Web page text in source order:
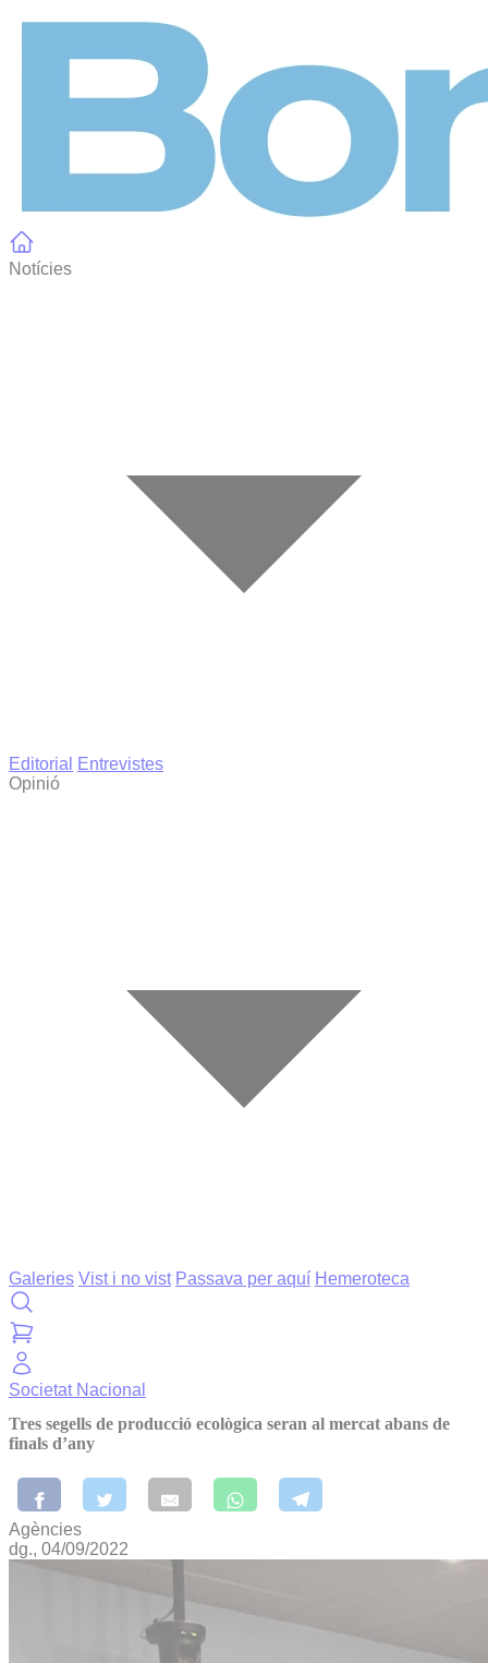
Notícies
Editorial
Entrevistes
Opinió
Galeries Vist i no vist Passava per aquí Hemeroteca
Societat Nacional
Tres segells de producció ecològica seran al mercat abans de
finals d’any
Agències
dg., 04/09/2022